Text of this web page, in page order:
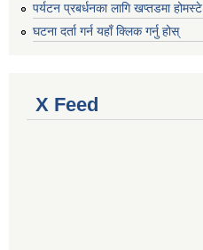
पर्यटन प्रबर्धनका लागि खप्तडमा होमस्टे
घटना दर्ता गर्न यहाँ क्लिक गर्नु होस्
X Feed